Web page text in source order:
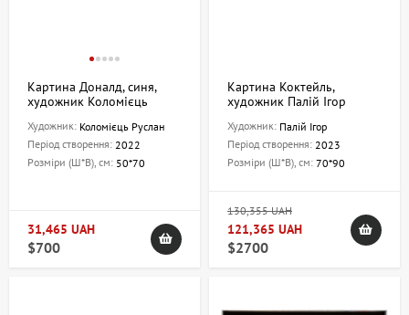
Картина Доналд, синя,
художник Коломієць
Художник: Коломієць Руслан
Період створення: 2022
Розміри (Ш*В), см: 50*70
31,465 UAH
$700
Картина Коктейль,
художник Палій Ігор
Художник: Палій Ігор
Період створення: 2023
Розміри (Ш*В), см: 70*90
130,355 UAH
121,365 UAH
$2700